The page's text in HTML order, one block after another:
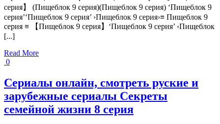
серия】 (Пищеблок 9 серия)(Пищеблок 9 серия) ‘Пищеблок 9
серия’‘Пищеблок 9 серия’ ›Пищеблок 9 серия›≡ Пищеблок 9
серия ≡ 【Пищеблок 9 серия】‘Пищеблок 9 серия’ ‹Пищеблок
[...]
Read More
0
Сериалы онлайн, смотреть руские и
зарубежные сериалы Секреты
семейной жизни 8 серия